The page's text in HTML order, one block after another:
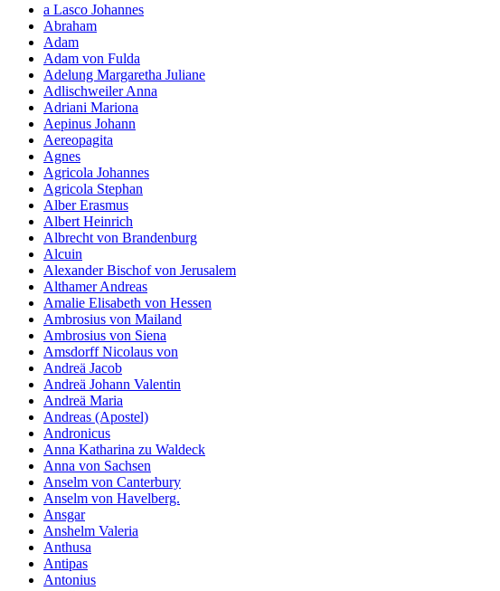
a Lasco Johannes
Abraham
Adam
Adam von Fulda
Adelung Margaretha Juliane
Adlischweiler Anna
Adriani Mariona
Aepinus Johann
Aereopagita
Agnes
Agricola Johannes
Agricola Stephan
Alber Erasmus
Albert Heinrich
Albrecht von Brandenburg
Alcuin
Alexander Bischof von Jerusalem
Althamer Andreas
Amalie Elisabeth von Hessen
Ambrosius von Mailand
Ambrosius von Siena
Amsdorff Nicolaus von
Andreä Jacob
Andreä Johann Valentin
Andreä Maria
Andreas (Apostel)
Andronicus
Anna Katharina zu Waldeck
Anna von Sachsen
Anselm von Canterbury
Anselm von Havelberg.
Ansgar
Anshelm Valeria
Anthusa
Antipas
Antonius